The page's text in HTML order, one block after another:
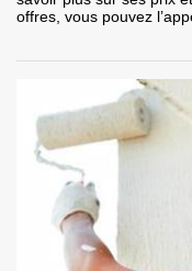
offres, vous pouvez